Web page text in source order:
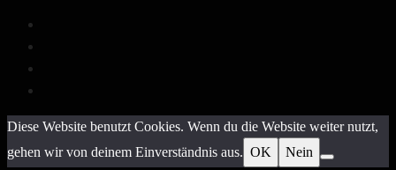
Diese Website benutzt Cookies. Wenn du die Website weiter nutzt,
gehen wir von deinem Einverständnis aus. OK Nein